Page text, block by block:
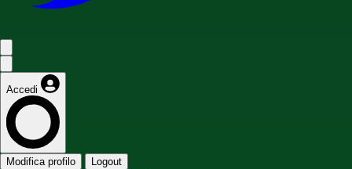
Accedi
Modifica profilo Logout